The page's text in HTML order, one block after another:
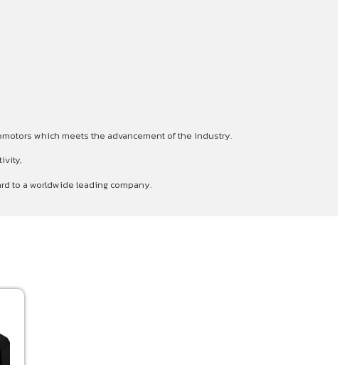
which meets the advancement of the industry.
to a worldwide leading company.